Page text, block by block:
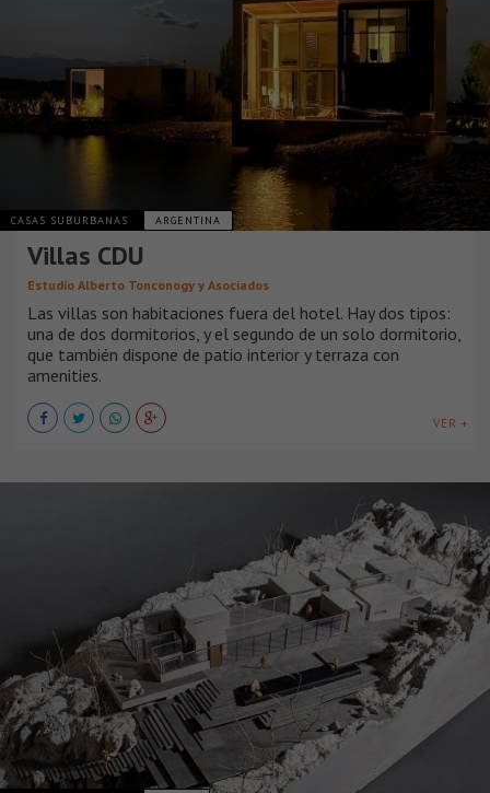
CASAS SUBURBANAS ARGENTINA
Villas CDU
Estudio Alberto Tonconogy y Asociados
Las villas son habitaciones fuera del hotel. Hay dos tipos:
una de dos dormitorios, y el segundo de un solo dormitorio,
que también dispone de patio interior y terraza con
amenities.
VER +